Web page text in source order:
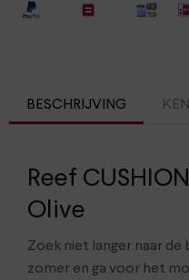
BESCHRIJVING
Reef
Olive
Zoek niet langer naar
zomer en ga voor het